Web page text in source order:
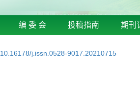
编 委 会 投稿指南 期刊
10.16178/j.issn.0528-9017.20210715